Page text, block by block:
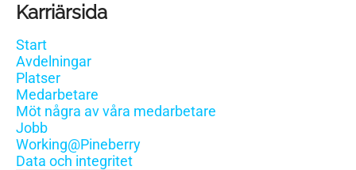
Karriärsida
Start
Avdelningar
Platser
Medarbetare
Möt några av våra medarbetare
Jobb
Working@Pineberry
Data och integritet